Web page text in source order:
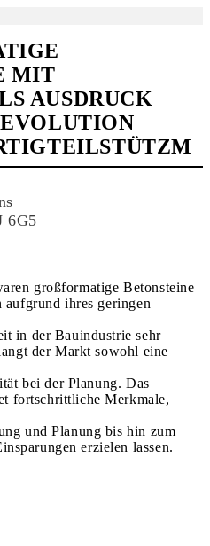
B
H
D
B
6G5
großformatige Betonsteine
ihres geringen
in der Bauindustrie sehr
der Markt sowohl eine
bei der Planung. Das
fortschrittliche Merkmale,
und Planung bis hin zum
erzielen lassen.